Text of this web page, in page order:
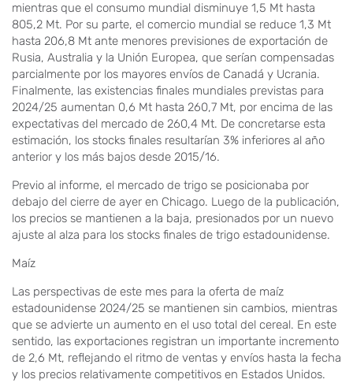
mientras que el consumo mundial disminuye 1,5 Mt hasta
805,2 Mt. Por su parte, el comercio mundial se reduce 1,3 Mt
hasta 206,8 Mt ante menores previsiones de exportación de
Rusia, Australia y la Unión Europea, que serían compensadas
parcialmente por los mayores envíos de Canadá y Ucrania.
Finalmente, las existencias finales mundiales previstas para
2024/25 aumentan 0,6 Mt hasta 260,7 Mt, por encima de las
expectativas del mercado de 260,4 Mt. De concretarse esta
estimación, los stocks finales resultarían 3% inferiores al año
anterior y los más bajos desde 2015/16.
Previo al informe, el mercado de trigo se posicionaba por
debajo del cierre de ayer en Chicago. Luego de la publicación,
los precios se mantienen a la baja, presionados por un nuevo
ajuste al alza para los stocks finales de trigo estadounidense.
Maíz
Las perspectivas de este mes para la oferta de maíz
estadounidense 2024/25 se mantienen sin cambios, mientras
que se advierte un aumento en el uso total del cereal. En este
sentido, las exportaciones registran un importante incremento
de 2,6 Mt, reflejando el ritmo de ventas y envíos hasta la fecha
y los precios relativamente competitivos en Estados Unidos.